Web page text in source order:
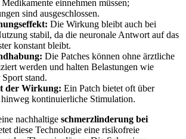
einnehmen müssen;
sind ausgeschlossen.
Die Wirkung bleibt auch bei
stabil, da die neuronale Antwort auf das
konstant bleibt.
Die Patches können ohne ärztliche
werden und halten Belastungen wie
stand.
der Wirkung: Ein Patch bietet oft über
hinweg kontinuierliche Stimulation.
nachhaltige schmerzlinderung bei
diese Technologie eine risikofreie